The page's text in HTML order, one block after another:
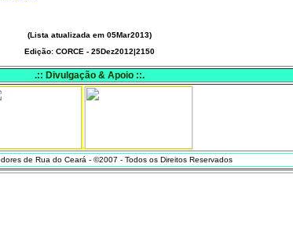
(Lista atualizada em 05Mar2013)
Edição: CORCE - 25Dez2012|2150
.:: Divulgação & Apoio ::.
de Rua do Ceará - ©2007 - Todos os Direitos Reservados